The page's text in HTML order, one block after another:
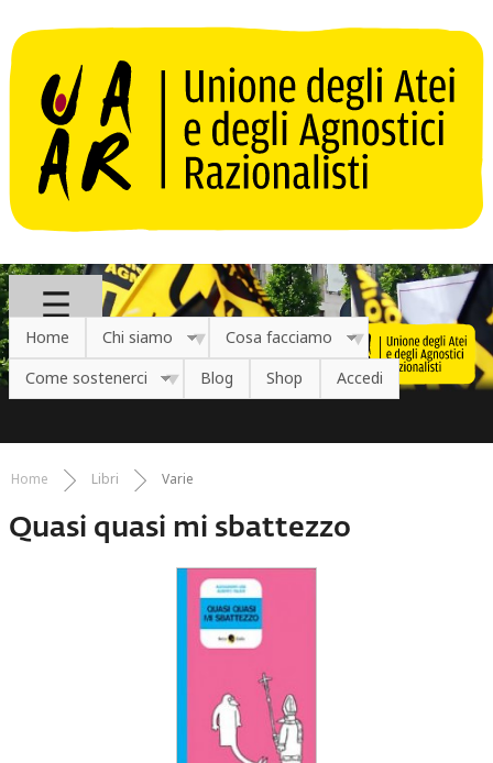
Home Chi siamo
Cosa facciamo
Come sostenerci
Blog Shop Accedi
Tu sei qui
Home Libri Varie
Quasi quasi mi sbattezzo